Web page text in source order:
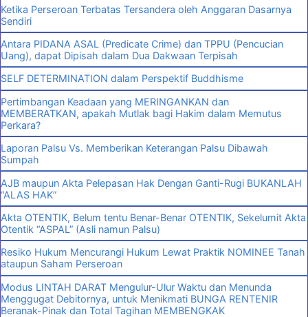
Ketika Perseroan Terbatas Tersandera oleh Anggaran Dasarnya
Sendiri
Antara PIDANA ASAL (Predicate Crime) dan TPPU (Pencucian
Uang), dapat Dipisah dalam Dua Dakwaan Terpisah
SELF DETERMINATION dalam Perspektif Buddhisme
Pertimbangan Keadaan yang MERINGANKAN dan
MEMBERATKAN, apakah Mutlak bagi Hakim dalam Memutus
Perkara?
Laporan Palsu Vs. Memberikan Keterangan Palsu Dibawah
Sumpah
AJB maupun Akta Pelepasan Hak Dengan Ganti-Rugi BUKANLAH
“ALAS HAK”
Akta OTENTIK, Belum tentu Benar-Benar OTENTIK, Sekelumit Akta
Otentik “ASPAL” (Asli namun Palsu)
Resiko Hukum Mencurangi Hukum Lewat Praktik NOMINEE Tanah
ataupun Saham Perseroan
Modus LINTAH DARAT Mengulur-Ulur Waktu dan Menunda
Menggugat Debitornya, untuk Menikmati BUNGA RENTENIR
Beranak-Pinak dan Total Tagihan MEMBENGKAK